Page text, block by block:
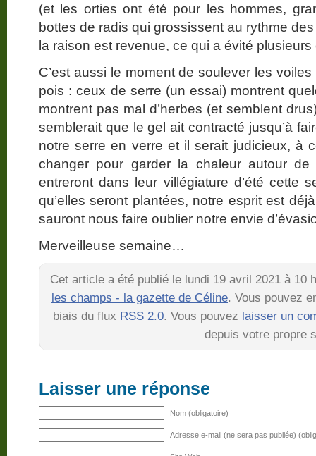
(et les orties ont été pour les hommes,
bottes de radis qui grossissent au rythme
la raison est revenue, ce qui a évité
C’est aussi le moment de soulever les
pois : ceux de serre (un essai) montrent
montrent pas mal d’herbes (et semblent
semblerait que le gel ait contracté jusqu’à
notre serre en verre et il serait judicieux, à
changer pour garder la chaleur autour
entreront dans leur villégiature d’été cette
qu’elles seront plantées, notre esprit est
sauront nous faire oublier notre envie
Merveilleuse semaine…
Cet article a été publié le lundi 19 avril 2021 à
les champs - la gazette de Céline. Vous pouvez
biais du flux RSS 2.0. Vous pouvez laisser un
depuis votre propre
Laisser une réponse
Nom (obligatoire)
Adresse e-mail (ne sera pas publiée)